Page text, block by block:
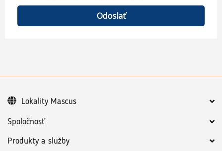
Odoslať
Spoločnosť
Produkty a služby
Lokality Mascus